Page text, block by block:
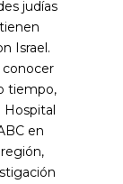
judías
Israel.
conocer
tiempo,
Hospital
en